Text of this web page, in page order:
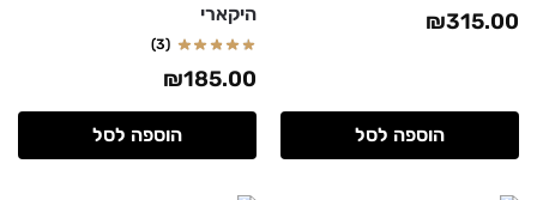
₪315.00
הוספה לסל
היקארי
(3)
₪185.00
הוספה לסל